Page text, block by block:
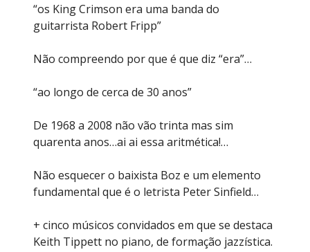
“os King Crimson era uma banda do
guitarrista Robert Fripp”
Não compreendo por que é que diz “era”…
“ao longo de cerca de 30 anos”
De 1968 a 2008 não vão trinta mas sim
quarenta anos…ai ai essa aritmética!…
Não esquecer o baixista Boz e um elemento
fundamental que é o letrista Peter Sinfield…
+ cinco músicos convidados em que se destaca
Keith Tippett no piano, de formação jazzística.